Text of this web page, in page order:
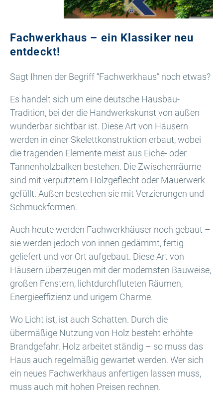
Fachwerkhaus – ein Klassiker neu
entdeckt!
Sagt Ihnen der Begriff “Fachwerkhaus” noch etwas?
Es handelt sich um eine deutsche Hausbau-
Tradition, bei der die Handwerkskunst von außen
wunderbar sichtbar ist. Diese Art von Häusern
werden in einer Skelettkonstruktion erbaut, wobei
die tragenden Elemente meist aus Eiche- oder
Tannenholzbalken bestehen. Die Zwischenräume
sind mit verputztem Holzgeflecht oder Mauerwerk
gefüllt. Außen bestechen sie mit Verzierungen und
Schmuckformen.
Auch heute werden Fachwerkhäuser noch gebaut –
sie werden jedoch von innen gedämmt, fertig
geliefert und vor Ort aufgebaut. Diese Art von
Häusern überzeugen mit der modernsten Bauweise,
großen Fenstern, lichtdurchfluteten Räumen,
Energieeffizienz und urigem Charme.
Wo Licht ist, ist auch Schatten. Durch die
übermäßige Nutzung von Holz besteht erhöhte
Brandgefahr. Holz arbeitet ständig – so muss das
Haus auch regelmäßig gewartet werden. Wer sich
ein neues Fachwerkhaus anfertigen lassen muss,
muss auch mit hohen Preisen rechnen.